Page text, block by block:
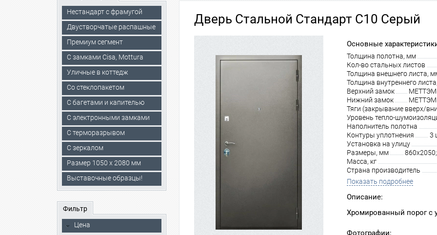
Нестандарт с фрамугой
Двустворчатые распашные
Премиум сегмент
C замками Cisa, Mottura
Уличные в коттедж
Со стеклопакетом
С багетами и капителью
C электронными замками
С терморазрывом
С зеркалом
Размер 1050 х 2080 мм
Выставочные образцы!
Фильтр
Цена
Дверь Стальной Стандарт С10 Серый
Основные
Толщина полотна, мм
Кол-во стальных листов
Толщина внешнего листа,
Толщина внутреннего
Верхний замок
МЕТТЭМ
Нижний замок
МЕТТЭМ
Тяги (закрывание вверх/
Уровень тепло-
Наполнитель полотна
Контуры уплотнения
3
Установка на улицу
Размеры, мм
Масса, кг
Страна производитель
Показать подробнее
Описание:
Хромированный порог с
Фотографии: